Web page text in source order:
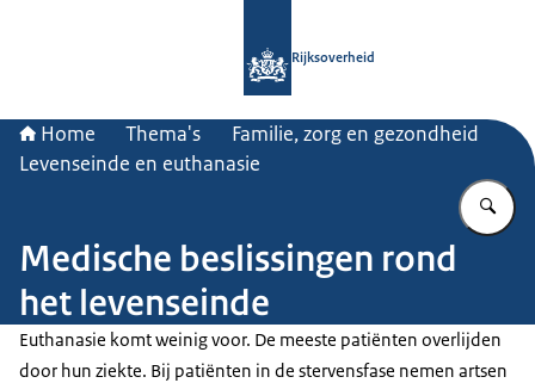
Rijksoverheid
Home Thema's
Familie, zorg en gezondheid
Levenseinde en euthanasie
Medische beslissingen rond
het levenseinde
Euthanasie komt weinig voor. De meeste patiënten overlijden
door hun ziekte. Bij patiënten in de stervensfase nemen artsen